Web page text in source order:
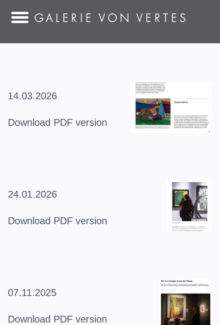
14.03.2026
Download PDF version
24.01.2026
Download PDF version
07.11.2025
Download PDF version